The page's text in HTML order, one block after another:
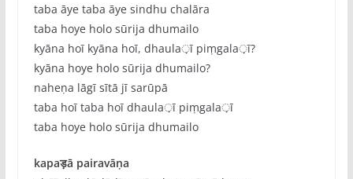
taba āye taba āye sindhu chalāra
taba hoye holo sūrija dhumailo
kyāna hoī kyāna hoī, dhaula़ī piṃgala़ī?
kyāna hoye holo sūrija dhumailo?
naheṇa lāgī sītā jī sarūpā
taba hoī taba hoī dhaula़ī piṃgala़ī
taba hoye holo sūrija dhumailo
kapaड़ā pairavāṇa